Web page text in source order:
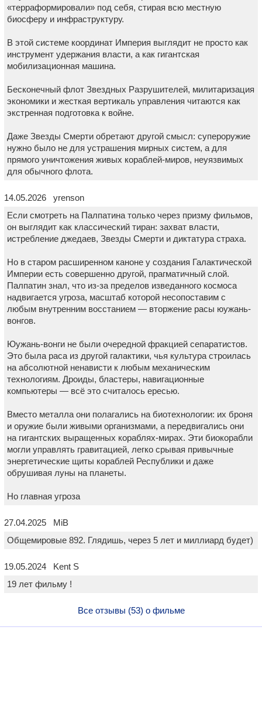
«терраформировали» под себя, стирая всю местную
биосферу и инфраструктуру.
В этой системе координат Империя выглядит не просто как
инструмент удержания власти, а как гигантская
мобилизационная машина.
Бесконечный флот Звездных Разрушителей, милитаризация
экономики и жесткая вертикаль управления читаются как
экстренная подготовка к войне.
Даже Звезды Смерти обретают другой смысл: супероружие
нужно было не для устрашения мирных систем, а для
прямого уничтожения живых кораблей-миров, неуязвимых
для обычного флота.
14.05.2026 yrenson
Если смотреть на Палпатина только через призму фильмов,
он выглядит как классический тиран: захват власти,
истребление джедаев, Звезды Смерти и диктатура страха.
Но в старом расширенном каноне у создания Галактической
Империи есть совершенно другой, прагматичный слой.
Палпатин знал, что из-за пределов изведанного космоса
надвигается угроза, масштаб которой несопоставим с
любым внутренним восстанием — вторжение расы юужань-
вонгов.
Юужань-вонги не были очередной фракцией сепаратистов.
Это была раса из другой галактики, чья культура строилась
на абсолютной ненависти к любым механическим
технологиям. Дроиды, бластеры, навигационные
компьютеры — всё это считалось ересью.
Вместо металла они полагались на биотехнологии: их броня
и оружие были живыми организмами, а передвигались они
на гигантских выращенных кораблях-мирах. Эти биокорабли
могли управлять гравитацией, легко срывая привычные
энергетические щиты кораблей Республики и даже
обрушивая луны на планеты.
Но главная угроза
27.04.2025 MiB
Общемировые 892. Глядишь, через 5 лет и миллиард будет)
19.05.2024 Kent S
19 лет фильму !
Все отзывы (53) о фильме